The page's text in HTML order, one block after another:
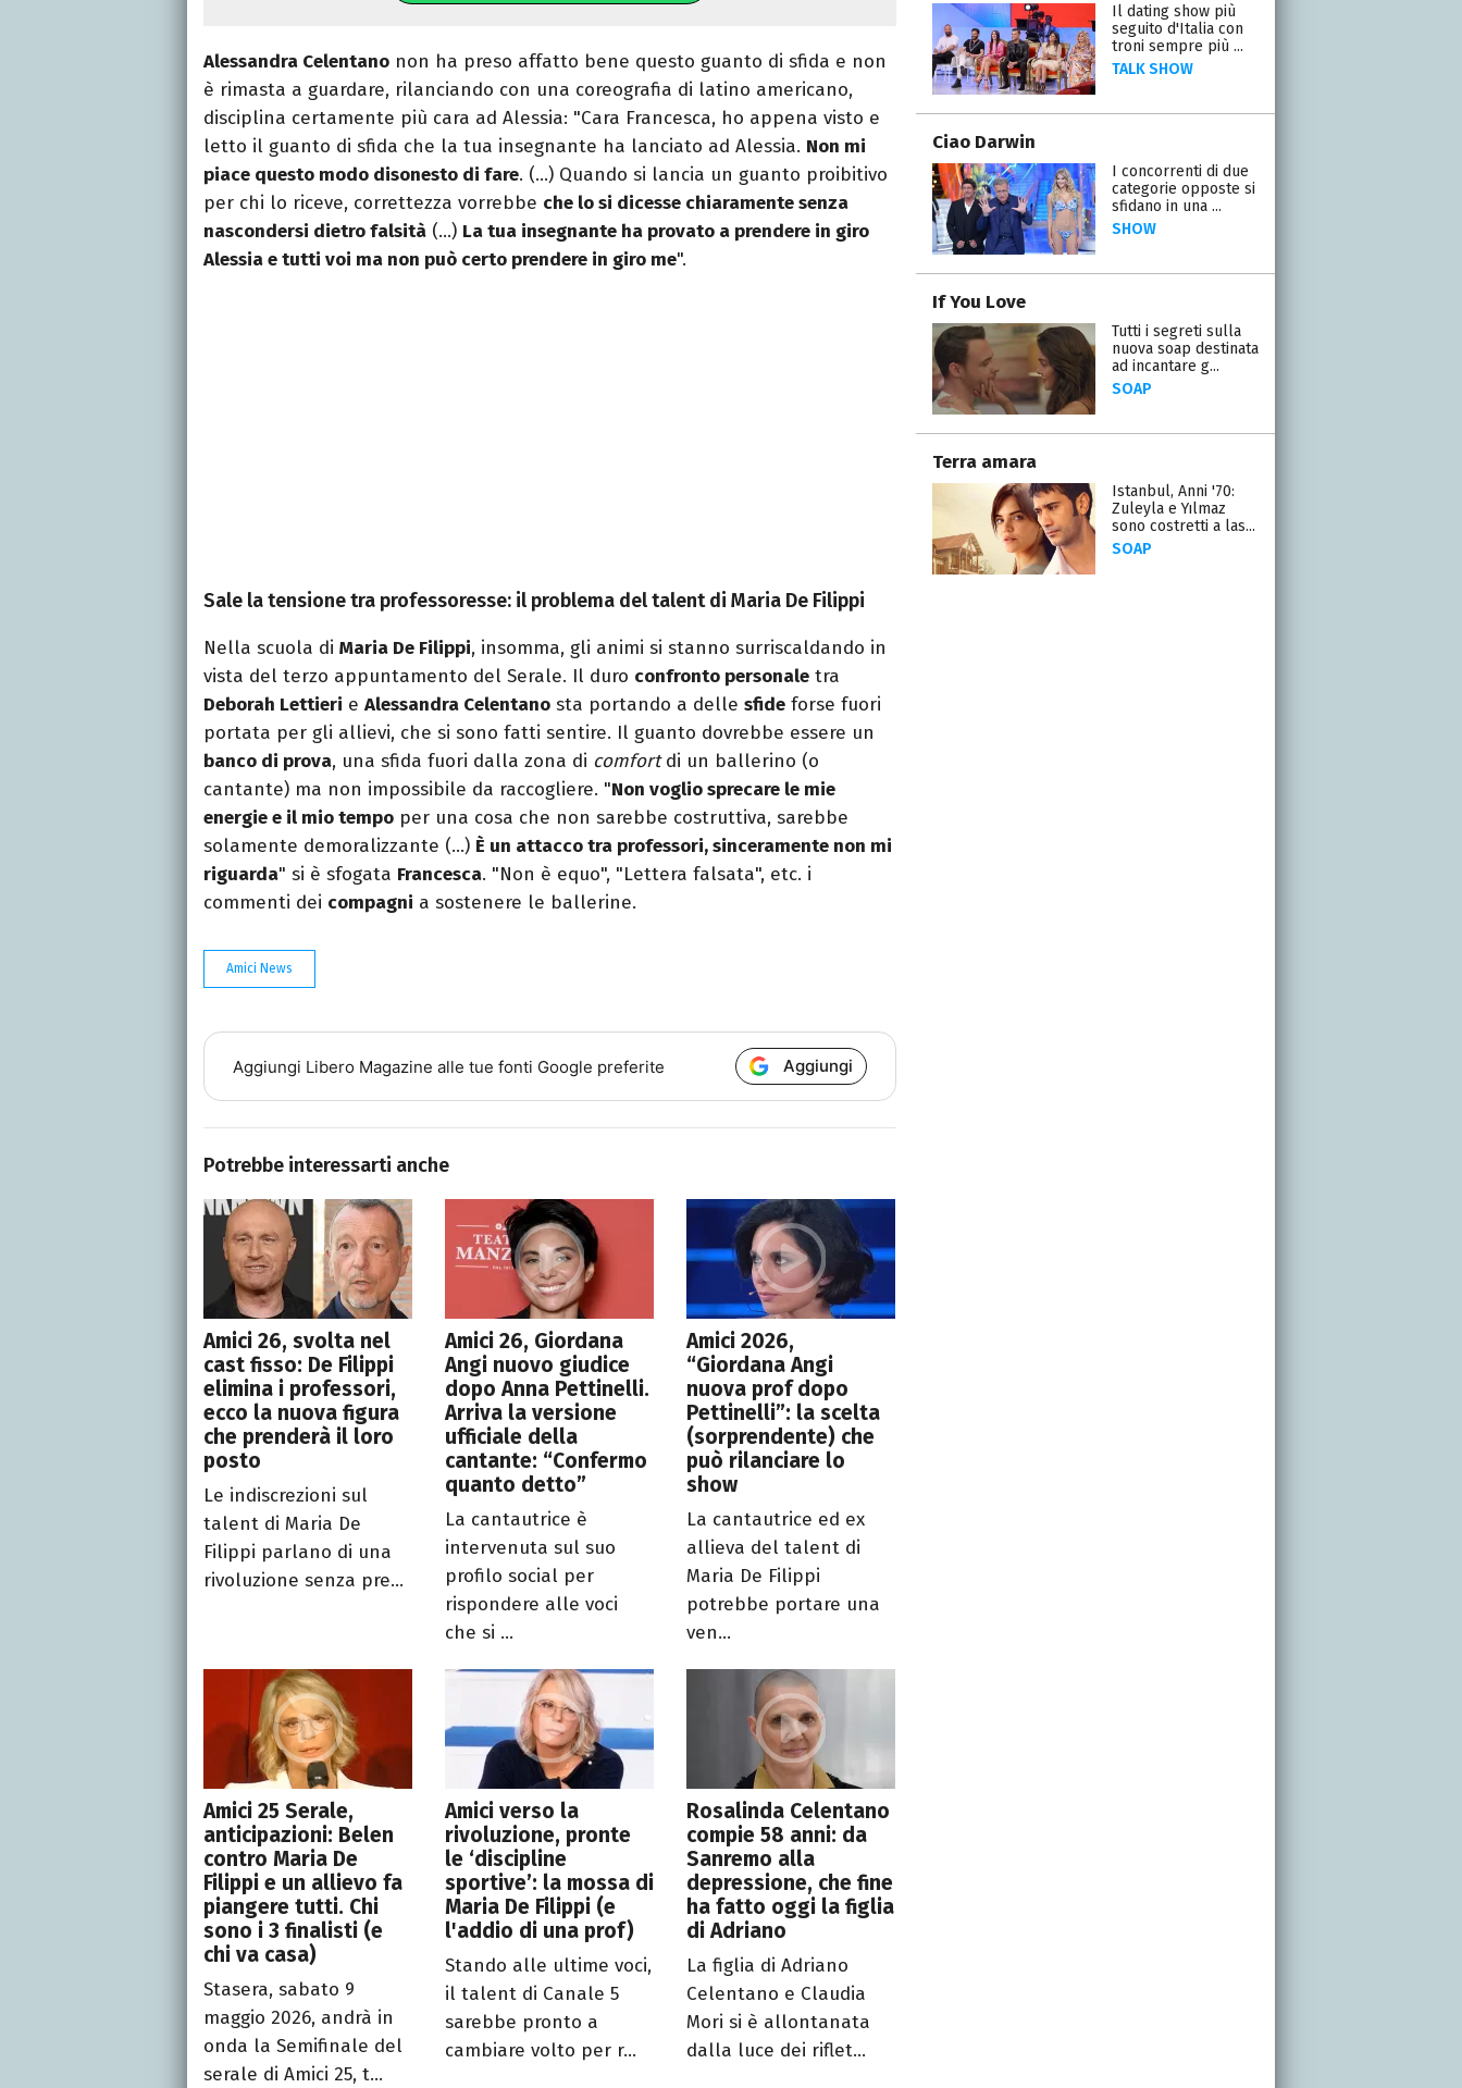
Alessandra Celentano non ha preso affatto bene questo guanto di sfida e non
è rimasta a guardare, rilanciando con una coreografia di latino americano,
disciplina certamente più cara ad Alessia: "Cara Francesca, ho appena visto e
letto il guanto di sfida che la tua insegnante ha lanciato ad Alessia. Non mi
piace questo modo disonesto di fare. (…) Quando si lancia un guanto proibitivo
per chi lo riceve, correttezza vorrebbe che lo si dicesse chiaramente senza
nascondersi dietro falsità (…) La tua insegnante ha provato a prendere in giro
Alessia e tutti voi ma non può certo prendere in giro me".
Sale la tensione tra professoresse: il problema del talent di Maria De Filippi
Nella scuola di Maria De Filippi, insomma, gli animi si stanno surriscaldando in
vista del terzo appuntamento del Serale. Il duro confronto personale tra
Deborah Lettieri e Alessandra Celentano sta portando a delle sfide forse fuori
portata per gli allievi, che si sono fatti sentire. Il guanto dovrebbe essere un
banco di prova, una sfida fuori dalla zona di comfortdi un ballerino (o
cantante) ma non impossibile da raccogliere. "Non voglio sprecare le mie
energie e il mio tempo per una cosa che non sarebbe costruttiva, sarebbe
solamente demoralizzante (…) È un attacco tra professori, sinceramente non mi
riguarda" si è sfogata Francesca. "Non è equo", "Lettera falsata", etc. i
commenti dei compagni a sostenere le ballerine.
Amici News
Aggiungi Libero Magazine alle tue fonti Google preferite Aggiungi
Potrebbe interessarti anche
Amici 26, svolta nel
cast fisso: De Filippi
elimina i professori,
ecco la nuova figura
che prenderà il loro
posto
Le indiscrezioni sul
talent di Maria De
Filippi parlano di una
rivoluzione senza pre...
Amici 26, Giordana
Angi nuovo giudice
dopo Anna Pettinelli.
Arriva la versione
ufficiale della
cantante: “Confermo
quanto detto”
La cantautrice è
intervenuta sul suo
profilo social per
rispondere alle voci
che si ...
Amici 2026,
“Giordana Angi
nuova prof dopo
Pettinelli”: la scelta
(sorprendente) che
può rilanciare lo
show
La cantautrice ed ex
allieva del talent di
Maria De Filippi
potrebbe portare una
ven...
Amici 25 Serale,
anticipazioni: Belen
contro Maria De
Filippi e un allievo fa
piangere tutti. Chi
sono i 3 finalisti (e
chi va casa)
Stasera, sabato 9
maggio 2026, andrà in
onda la Semifinale del
serale di Amici 25, t...
Amici verso la
rivoluzione, pronte
le ‘discipline
sportive’: la mossa di
Maria De Filippi (e
l'addio di una prof)
Stando alle ultime voci,
il talent di Canale 5
sarebbe pronto a
cambiare volto per r...
Rosalinda Celentano
compie 58 anni: da
Sanremo alla
depressione, che fine
ha fatto oggi la figlia
di Adriano
La figlia di Adriano
Celentano e Claudia
Mori si è allontanata
dalla luce dei riflet...
Il dating show più
seguito d'Italia con
troni sempre più ...
TALK SHOW
Ciao Darwin
I concorrenti di due
categorie opposte si
sfidano in una ...
SHOW
If You Love
Tutti i segreti sulla
nuova soap destinata
ad incantare g...
SOAP
Terra amara
Istanbul, Anni '70:
Zuleyla e Yılmaz
sono costretti a las...
SOAP